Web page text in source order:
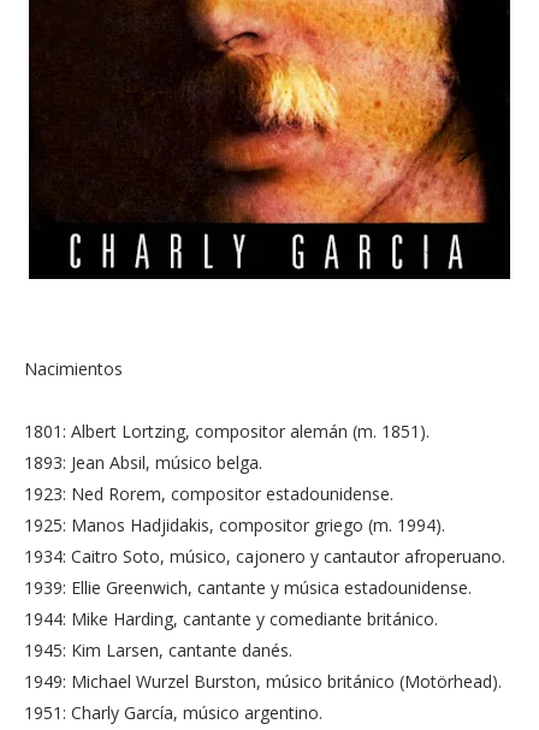
Nacimientos
1801: Albert Lortzing, compositor alemán (m. 1851).
1893: Jean Absil, músico belga.
1923: Ned Rorem, compositor estadounidense.
1925: Manos Hadjidakis, compositor griego (m. 1994).
1934: Caitro Soto, músico, cajonero y cantautor afroperuano.
1939: Ellie Greenwich, cantante y música estadounidense.
1944: Mike Harding, cantante y comediante británico.
1945: Kim Larsen, cantante danés.
1949: Michael Wurzel Burston, músico británico (Motörhead).
1951: Charly García, músico argentino.